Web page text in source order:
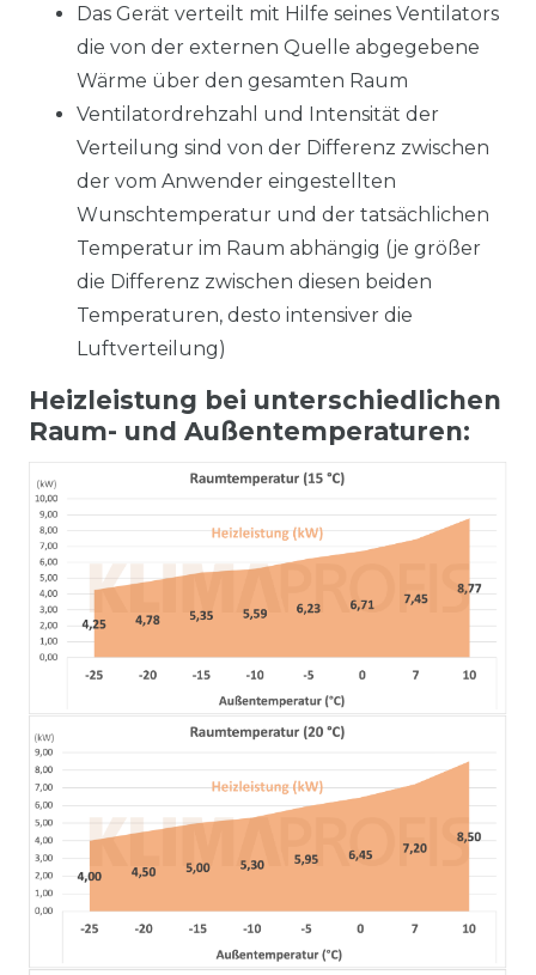
Das Gerät verteilt mit Hilfe seines Ventilators
die von der externen Quelle abgegebene
Wärme über den gesamten Raum
Ventilatordrehzahl und Intensität der
Verteilung sind von der Differenz zwischen
der vom Anwender eingestellten
Wunschtemperatur und der tatsächlichen
Temperatur im Raum abhängig (je größer
die Differenz zwischen diesen beiden
Temperaturen, desto intensiver die
Luftverteilung)
Heizleistung bei unterschiedlichen
Raum- und Außentemperaturen: